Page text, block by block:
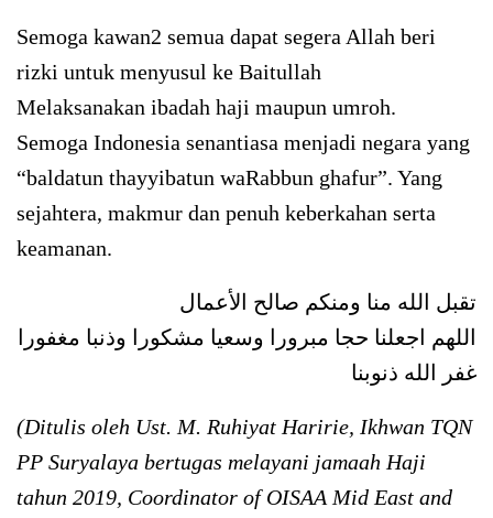
Semoga kawan2 semua dapat segera Allah beri
rizki untuk menyusul ke Baitullah
Melaksanakan ibadah haji maupun umroh.
Semoga Indonesia senantiasa menjadi negara yang
“baldatun thayyibatun waRabbun ghafur”. Yang
sejahtera, makmur dan penuh keberkahan serta
keamanan.
تقبل الله منا ومنكم صالح الأعمال
اللهم اجعلنا حجا مبرورا وسعيا مشكورا وذنبا مغفورا
غفر الله ذنوبنا
(Ditulis oleh Ust. M. Ruhiyat Haririe, Ikhwan TQN
PP Suryalaya bertugas melayani jamaah Haji
tahun 2019, Coordinator of OISAA Mid East and